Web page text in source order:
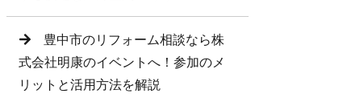
豊中市のリフォーム相談なら株
式会社明康のイベントへ！参加のメ
リットと活用方法を解説